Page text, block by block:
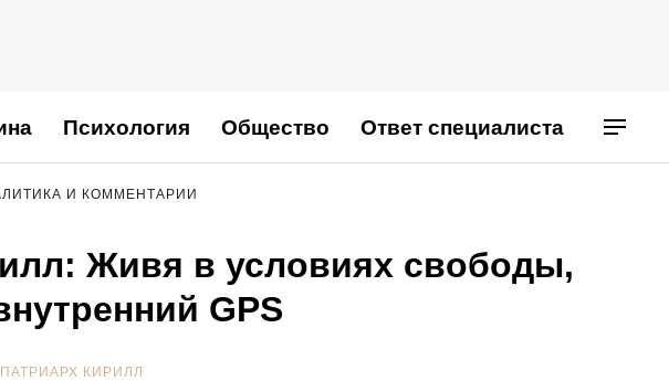
Психология Общество Ответ специалиста
И КОММЕНТАРИИ
Живя в условиях свободы,
GPS
КИРИЛЛ